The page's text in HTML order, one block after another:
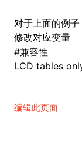
对于上面的例
修改对应变量
#兼容性
LCD tables
编辑此页面